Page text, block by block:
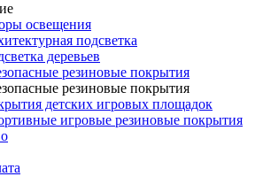
освещения
подсветка
деревьев
резиновые покрытия
резиновые покрытия
детских игровых площадок
игровые резиновые покрытия